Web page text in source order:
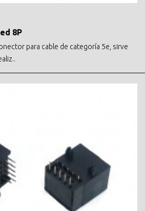
8P
para cable de categoría 5e, sirve